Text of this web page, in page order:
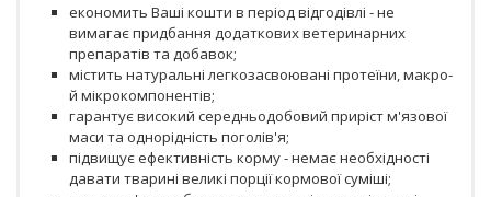
економить Ваші кошти в період відгодівлі - не
вимагає придбання додаткових ветеринарних
препаратів та добавок;
містить натуральні легкозасвоювані протеїни, макро-
й мікрокомпонентів;
гарантує високий середньодобовий приріст м'язової
маси та однорідність поголів'я;
підвищує ефективність корму - немає необхідності
давати тварині великі порції кормової суміші;